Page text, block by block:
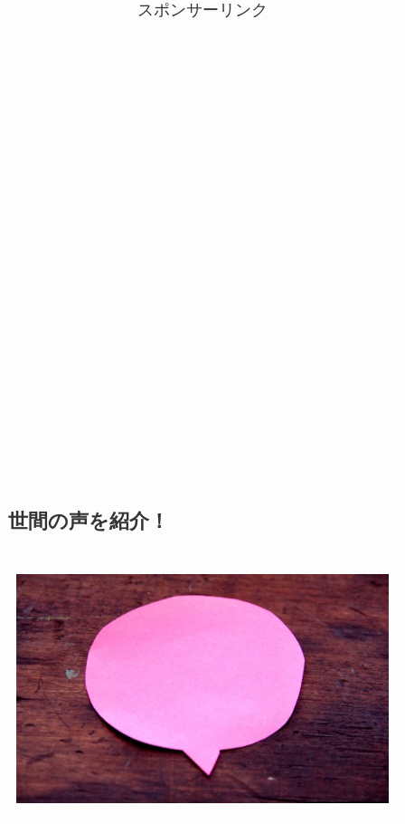
スポンサーリンク
世間の声を紹介！